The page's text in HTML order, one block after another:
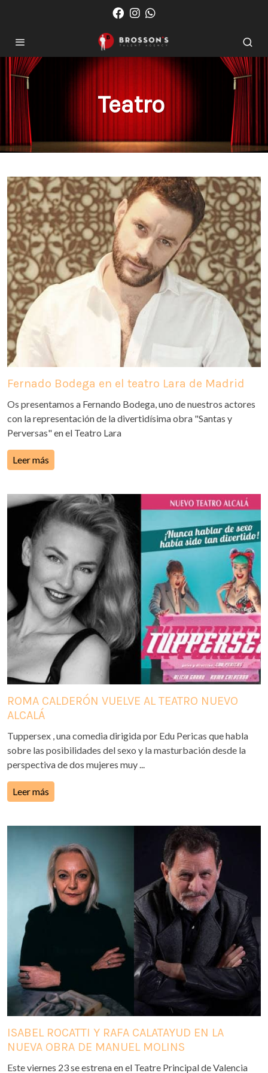
Teatro
Fernado Bodega en el teatro Lara de Madrid
Os presentamos a Fernando Bodega, uno de nuestros actores
con la representación de la divertidísima obra "Santas y
Perversas" en el Teatro Lara
Leer más
ROMA CALDERÓN VUELVE AL TEATRO NUEVO
ALCALÁ
Tuppersex , una comedia dirigida por Edu Pericas que habla
sobre las posibilidades del sexo y la masturbación desde la
perspectiva de dos mujeres muy ...
Leer más
ISABEL ROCATTI Y RAFA CALATAYUD EN LA
NUEVA OBRA DE MANUEL MOLINS
Este viernes 23 se estrena en el Teatre Principal de Valencia